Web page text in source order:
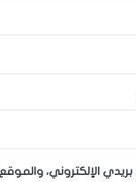
الإلكتروني،